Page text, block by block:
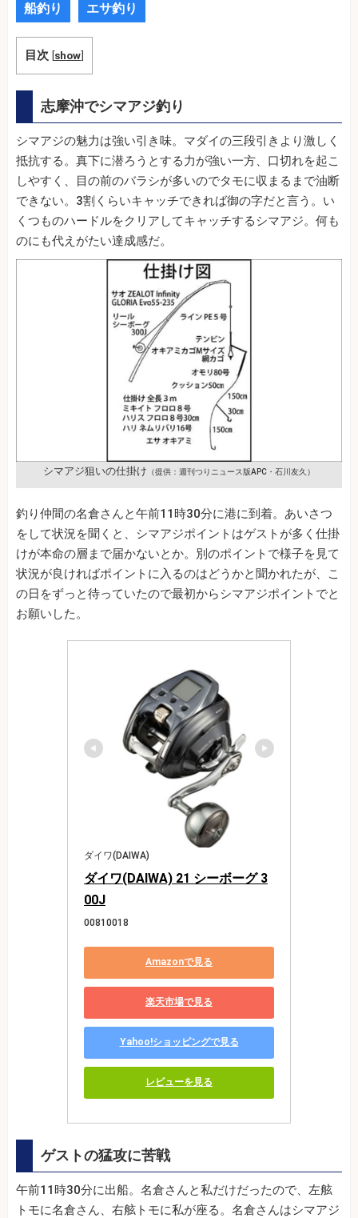
船釣り エサ釣り
目次 [show]
志摩沖でシマアジ釣り
シマアジの魅力は強い引き味。マダイの三段引きより激しく
抵抗する。真下に潜ろうとする力が強い一方、口切れを起こ
しやすく、目の前のバラシが多いのでタモに収まるまで油断
できない。3割くらいキャッチできれば御の字だと言う。い
くつものハードルをクリアしてキャッチするシマアジ。何も
のにも代えがたい達成感だ。
シマアジ狙いの仕掛け （提供：週刊つりニュース版APC・石川友久）
釣り仲間の名倉さんと午前11時30分に港に到着。あいさつ
をして状況を聞くと、シマアジポイントはゲストが多く仕掛
けが本命の層まで届かないとか。別のポイントで様子を見て
状況が良ければポイントに入るのはどうかと聞かれたが、こ
の日をずっと待っていたので最初からシマアジポイントでと
お願いした。
ダイワ(DAIWA)
ダイワ(DAIWA) 21 シーボーグ 3
00J
00810018
Amazonで見る
楽天市場で見る
Yahoo!ショッピングで見る
レビューを見る
ゲストの猛攻に苦戦
午前11時30分に出船。名倉さんと私だけだったので、左舷
トモに名倉さん、右舷トモに私が座る。名倉さんはシマアジ